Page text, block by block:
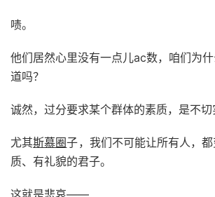
啧。
他们居然心里没有一点儿ac数，咱们为
道吗？
诚然，过分要求某个群体的素质，是不切
尤其斯慕圈子，我们不可能让所有人，
质、有礼貌的君子。
这就是悲哀——